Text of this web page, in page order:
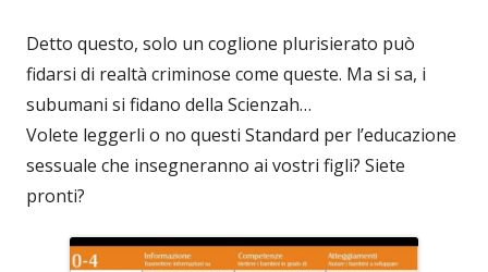
Detto questo, solo un coglione plurisierato può
fidarsi di realtà criminose come queste. Ma si sa, i
subumani si fidano della Scienzah…
Volete leggerli o no questi Standard per l’educazione
sessuale che insegneranno ai vostri figli? Siete
pronti?